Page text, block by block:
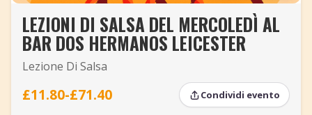
Glossario della salsa
TuneTempo
LEZIONI DI SALSA DEL MERCOLEDÌ AL
BAR DOS HERMANOS LEICESTER
Lezione Di Salsa
£11.80-£71.40 Condividi evento